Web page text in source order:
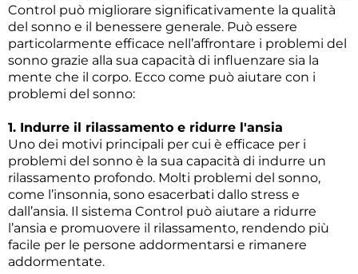
Control può migliorare significativamente la qualità
del sonno e il benessere generale. Può essere
particolarmente efficace nell’affrontare i problemi del
sonno grazie alla sua capacità di influenzare sia la
mente che il corpo. Ecco come può aiutare con i
problemi del sonno:
1. Indurre il rilassamento e ridurre l'ansia
Uno dei motivi principali per cui è efficace per i
problemi del sonno è la sua capacità di indurre un
rilassamento profondo. Molti problemi del sonno,
come l’insonnia, sono esacerbati dallo stress e
dall’ansia. Il sistema Control può aiutare a ridurre
l’ansia e promuovere il rilassamento, rendendo più
facile per le persone addormentarsi e rimanere
addormentate.